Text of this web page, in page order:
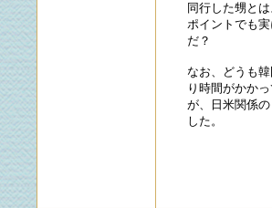
同行した甥と
ポイントでも
だ？
なお、どうも
り時間がかか
が、日米関係
した。